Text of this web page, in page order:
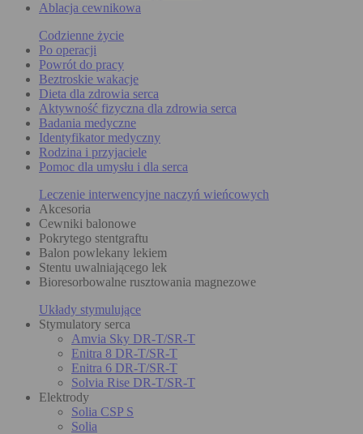
Ablacja cewnikowa
Codzienne życie
Po operacji
Powrót do pracy
Beztroskie wakacje
Dieta dla zdrowia serca
Aktywność fizyczna dla zdrowia serca
Badania medyczne
Identyfikator medyczny
Rodzina i przyjaciele
Pomoc dla umysłu i dla serca
Leczenie interwencyjne naczyń wieńcowych
Akcesoria
Cewniki balonowe
Pokrytego stentgraftu
Balon powlekany lekiem
Stentu uwalniającego lek
Bioresorbowalne rusztowania magnezowe
Układy stymulujące
Stymulatory serca
Amvia Sky DR-T/SR-T
Enitra 8 DR-T/SR-T
Enitra 6 DR-T/SR-T
Solvia Rise DR-T/SR-T
Elektrody
Solia CSP S
Solia